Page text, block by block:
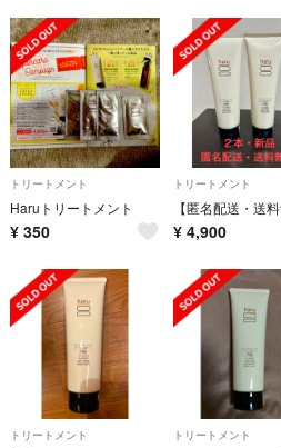
トリートメント
Haruトリートメント
¥ 350
トリートメント
¥ 4,900
トリートメント トリートメント